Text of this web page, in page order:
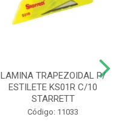
LAMINA TRAPEZOIDAL P/
ESTILETE KS01R C/10
STARRETT
Código: 11033